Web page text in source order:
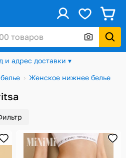
и адрес доставки ▾
Женское нижнее белье